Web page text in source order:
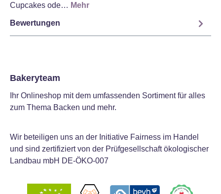
Cupcakes ode… Mehr
Bewertungen
Bakeryteam
Ihr Onlineshop mit dem umfassenden Sortiment für alles
zum Thema Backen und mehr.
Wir beteiligen uns an der Initiative Fairness im Handel
und sind zertifiziert von der Prüfgesellschaft ökologischer
Landbau mbH DE-ÖKO-007